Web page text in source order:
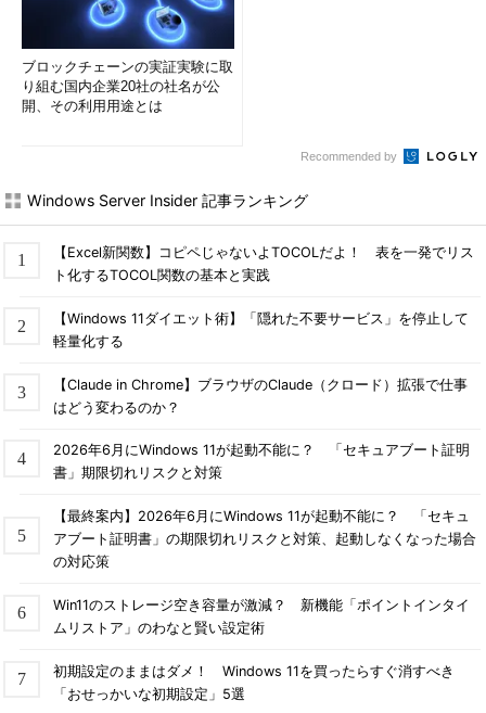
ブロックチェーンの実証実験に取
り組む国内企業20社の社名が公
開、その利用用途とは
Recommended by
Windows Server Insider 記事ランキング
【Excel新関数】コピペじゃないよTOCOLだよ！ 表を一発でリス
ト化するTOCOL関数の基本と実践
【Windows 11ダイエット術】「隠れた不要サービス」を停止して
軽量化する
【Claude in Chrome】ブラウザのClaude（クロード）拡張で仕事
はどう変わるのか？
2026年6月にWindows 11が起動不能に？ 「セキュアブート証明
書」期限切れリスクと対策
【最終案内】2026年6月にWindows 11が起動不能に？ 「セキュ
アブート証明書」の期限切れリスクと対策、起動しなくなった場合
の対応策
Win11のストレージ空き容量が激減？ 新機能「ポイントインタイ
ムリストア」のわなと賢い設定術
初期設定のままはダメ！ Windows 11を買ったらすぐ消すべき
「おせっかいな初期設定」5選